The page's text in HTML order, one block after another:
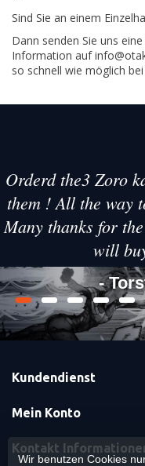
Sind Sie an einem
Dann senden Sie uns
Information auf
so schnell wie möglich
Orderd the3 Zoro
them ! All the way
Many thanks for
will
-
Kundendienst
Mein Konto
Kontakt
Wir benutzen Cookies